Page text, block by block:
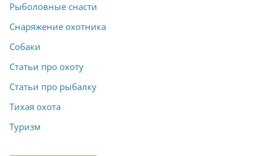
Рыболовные снасти
Снаряжение охотника
Собаки
Статьи про охоту
Статьи про рыбалку
Тихая охота
Туризм